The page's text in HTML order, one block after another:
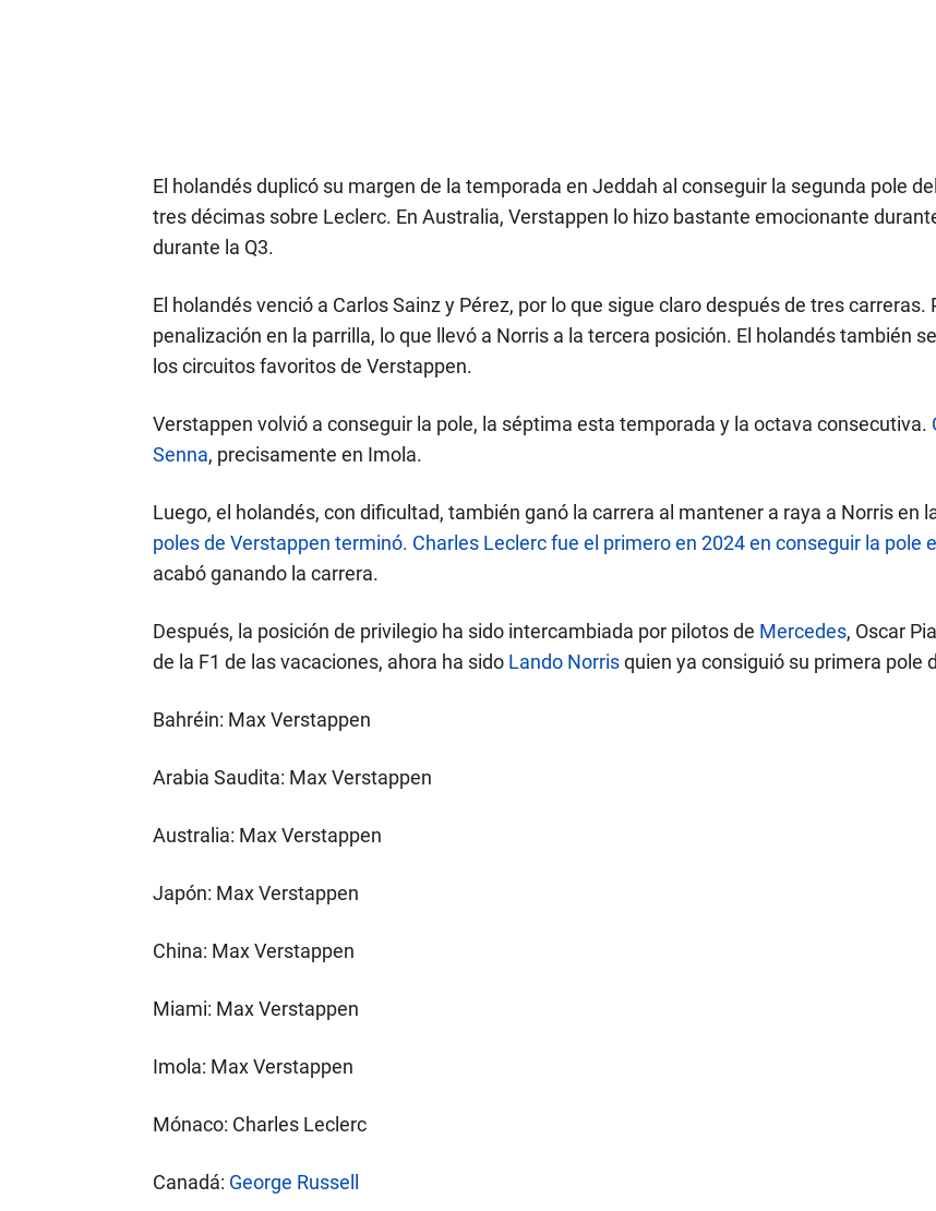
El holandés duplicó su margen de la temporada en Jeddah al conseguir la segunda pole
tres décimas sobre Leclerc. En Australia, Verstappen lo hizo bastante emocionante
durante la Q3.
El holandés venció a Carlos Sainz y Pérez, por lo que sigue claro después de tres
penalización en la parrilla, lo que llevó a Norris a la tercera posición. El holandés también
los circuitos favoritos de Verstappen.
Verstappen volvió a conseguir la pole, la séptima esta temporada y la octava consecutiva.
Senna, precisamente en Imola.
Luego, el holandés, con dificultad, también ganó la carrera al mantener a raya a Norris en
poles de Verstappen terminó. Charles Leclerc fue el primero en 2024 en conseguir la pole
acabó ganando la carrera.
Después, la posición de privilegio ha sido intercambiada por pilotos de Mercedes, Oscar
de la F1 de las vacaciones, ahora ha sido Lando Norrisquien ya consiguió su primera pole
Bahréin: Max Verstappen
Arabia Saudita: Max Verstappen
Australia: Max Verstappen
Japón: Max Verstappen
China: Max Verstappen
Miami: Max Verstappen
Imola: Max Verstappen
Mónaco: Charles Leclerc
Canadá: George Russell